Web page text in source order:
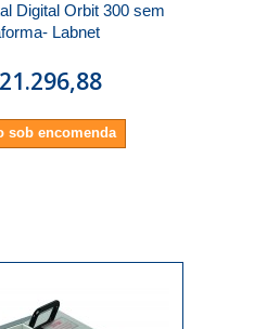
Digital Orbit 300 sem
Labnet
sob encomenda